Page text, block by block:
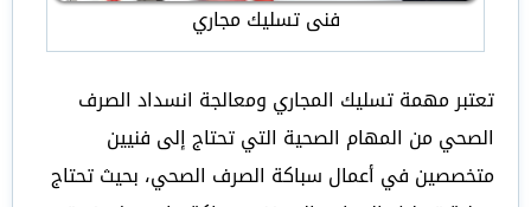
فنى تسليك مجاري
تعتبر مهمة تسليك المجاري ومعالجة انسداد الصرف
الصحي من المهام الصحية التي تحتاج إلى فنيين
متخصصين في أعمال سباكة الصرف الصحي، بحيث تحتاج